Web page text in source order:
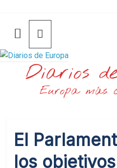
contenido
Diarios
Europa más
El
los objetivos